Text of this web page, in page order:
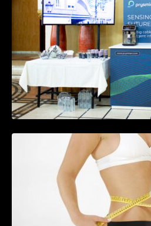
Tratamentul
în greutate de până
perioada
riscul de migrene